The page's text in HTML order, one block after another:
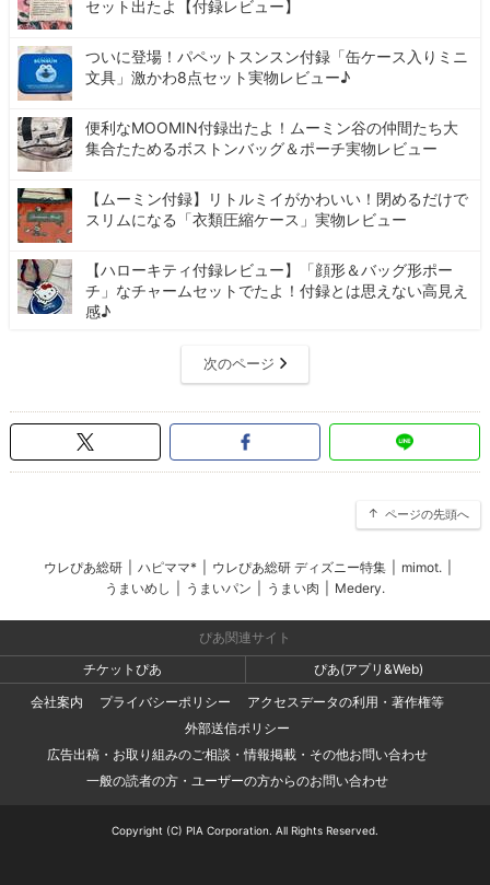
セット出たよ【付録レビュー】
ついに登場！パペットスンスン付録「缶ケース入りミニ
文具」激かわ8点セット実物レビュー♪
便利なMOOMIN付録出たよ！ムーミン谷の仲間たち大
集合たためるボストンバッグ＆ポーチ実物レビュー
【ムーミン付録】リトルミイがかわいい！閉めるだけで
スリムになる「衣類圧縮ケース」実物レビュー
【ハローキティ付録レビュー】「顔形＆バッグ形ポー
チ」なチャームセットでたよ！付録とは思えない高見え
感♪
次のページ
ページの先頭へ
ウレぴあ総研 ハピママ* ウレぴあ総研 ディズニー特集 mimot.
うまいめし
うまいパン うまい肉 Medery.
ぴあ関連サイト
チケットぴあ
ぴあ(アプリ&Web)
会社案内
プライバシーポリシー
アクセスデータの利用・著作権等
外部送信ポリシー
広告出稿・お取り組みのご相談・情報掲載・その他お問い合わせ
一般の読者の方・ユーザーの方からのお問い合わせ
Copyright (C) PIA Corporation. All Rights Reserved.